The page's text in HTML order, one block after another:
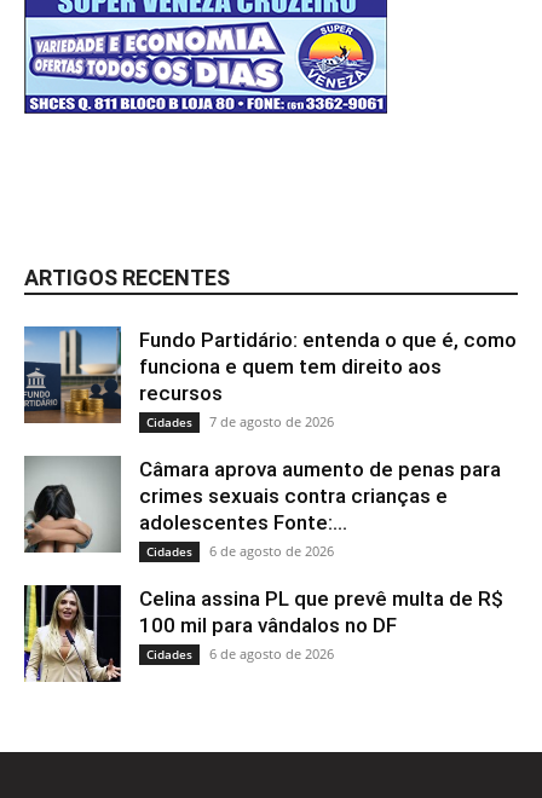
ARTIGOS RECENTES
Fundo Partidário: entenda o que é, como
funciona e quem tem direito aos
recursos
Cidades 7 de agosto de 2026
Câmara aprova aumento de penas para
crimes sexuais contra crianças e
adolescentes Fonte:...
Cidades 6 de agosto de 2026
Celina assina PL que prevê multa de R$
100 mil para vândalos no DF
Cidades 6 de agosto de 2026